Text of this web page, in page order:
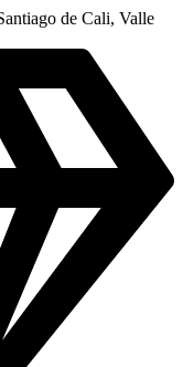
de Cali, Valle